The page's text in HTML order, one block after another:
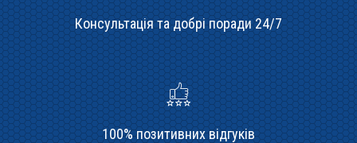
Консультація та добрі поради 24/7
100% позитивних відгуків